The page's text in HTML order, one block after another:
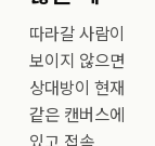
따라갈 사람이
보이지 않으면
상대방이 현재
같은 캔버스에